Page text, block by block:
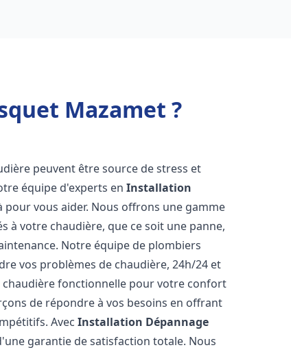
Mazamet ?
peuvent être source de stress et
équipe d'experts enInstallation
pour vous aider. Nous offrons une gamme
à votre chaudière, que ce soit une panne,
Notre équipe de plombiers
vos problèmes de chaudière, 24h/24 et
fonctionnelle pour votre confort
de répondre à vos besoins en offrant
AvecInstallation Dépannage
garantie de satisfaction totale. Nous